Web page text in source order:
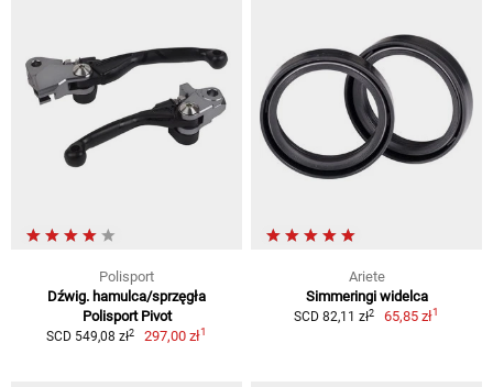
Polisport
Dźwig. hamulca/sprzęgła
Polisport Pivot
SCD 549,08 zł2 297,00 zł1
Ariete
Simmeringi widelca
SCD 82,11 zł2 65,85 zł1